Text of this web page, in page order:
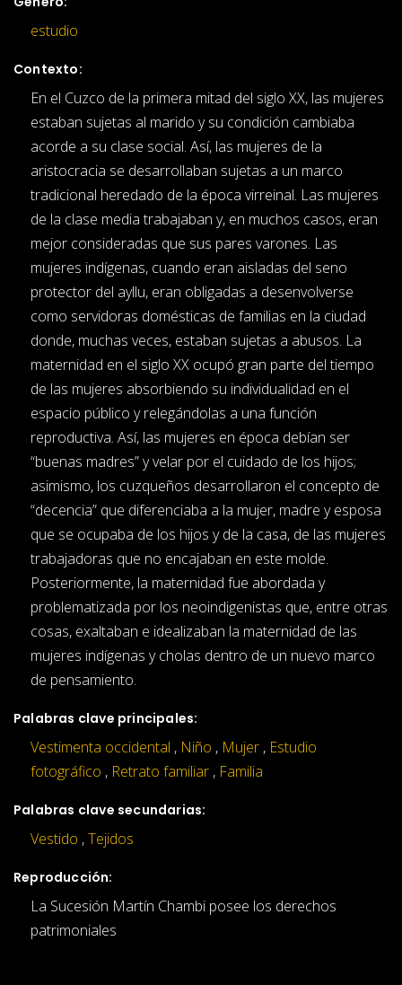
estudio
Contexto:
En el Cuzco de la primera mitad del siglo XX, las mujeres
estaban sujetas al marido y su condición cambiaba
acorde a su clase social. Así, las mujeres de la
aristocracia se desarrollaban sujetas a un marco
tradicional heredado de la época virreinal. Las mujeres
de la clase media trabajaban y, en muchos casos, eran
mejor consideradas que sus pares varones. Las
mujeres indígenas, cuando eran aisladas del seno
protector del ayllu, eran obligadas a desenvolverse
como servidoras domésticas de familias en la ciudad
donde, muchas veces, estaban sujetas a abusos. La
maternidad en el siglo XX ocupó gran parte del tiempo
de las mujeres absorbiendo su individualidad en el
espacio público y relegándolas a una función
reproductiva. Así, las mujeres en época debían ser
“buenas madres” y velar por el cuidado de los hijos;
asimismo, los cuzqueños desarrollaron el concepto de
“decencia” que diferenciaba a la mujer, madre y esposa
que se ocupaba de los hijos y de la casa, de las mujeres
trabajadoras que no encajaban en este molde.
Posteriormente, la maternidad fue abordada y
problematizada por los neoindigenistas que, entre otras
cosas, exaltaban e idealizaban la maternidad de las
mujeres indígenas y cholas dentro de un nuevo marco
de pensamiento.
Palabras clave principales:
Vestimenta occidental , Niño , Mujer , Estudio
fotográfico , Retrato familiar , Familia
Palabras clave secundarias:
Vestido ,Tejidos
Reproducción:
La Sucesión Martín Chambi posee los derechos
patrimoniales